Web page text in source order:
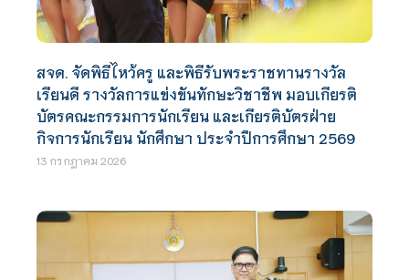
สจด. จัดพิธีไหว้ครู และพิธีรับพระราชทานรางวัล
เรียนดี รางวัลการแข่งขันทักษะวิชาชีพ มอบเกียรติ
บัตรคณะกรรมการนักเรียน และเกียรติบัตรฝ่าย
กิจการนักเรียน นักศึกษา ประจำปีการศึกษา 2569
13 กรกฎาคม 2026